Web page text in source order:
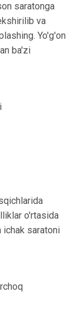
saratonga
va
Yo'g'on
ba'zi
o'rtasida
ichak saratoni